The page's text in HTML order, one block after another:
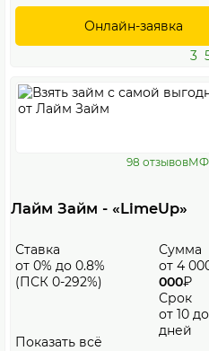
Онлайн-заявка
3
98 отзывов
Лайм Займ - «LimeUp»
Ставка
от 0% до 0.8%
(ПСК 0-292%)
Сумма
от 4
000₽
Срок
от 10 до
дней
Показать всё